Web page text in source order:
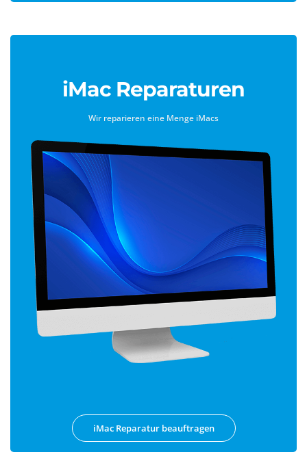
iMac Reparaturen
Wir reparieren eine Menge iMacs
iMac Reparatur beauftragen